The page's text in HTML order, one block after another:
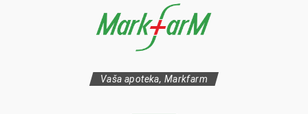
Vaša apoteka, Markfarm